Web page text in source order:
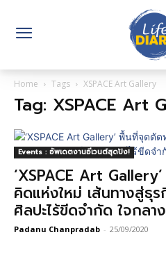
Home Tags XSPACE Art Gallery
Tag: XSPACE Art
Events : อัพเดตงานอีเวนต์สุดปัง!
‘XSPACE Art
คิดแห่งใหม่ เส้นทางสู่ธุ
ศิลปะไร้ขีดจำกัด ใจกลา
Padanu Chanpradab - 25/09/2020